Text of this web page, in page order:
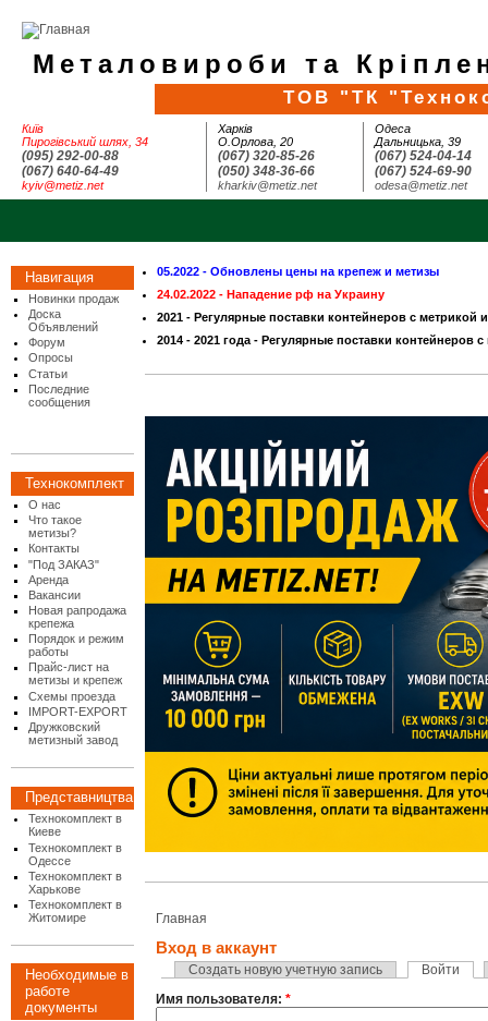
Металовироби та
ТОВ "ТК
Київ
Пирогівський шлях, 34
(095) 292-00-88
(067) 640-64-49
kyiv@metiz.net
Харків
О.Орлова, 20
(067) 320-85-26
(050) 348-36-66
kharkiv@metiz.net
Одеса
Дальницька, 39
(067) 524-04-14
(067) 524-69-90
odesa@metiz.net
Навигация
Новинки продаж
Доска
Объявлений
Форум
Опросы
Статьи
Последние
сообщения
Технокомплект
О нас
Что такое
метизы?
Контакты
"Под ЗАКАЗ"
Аренда
Вакансии
Новая рапродажа
крепежа
Порядок и режим
работы
Прайс-лист на
метизы и крепеж
Схемы проезда
IMPORT-EXPORT
Дружковский
метизный завод
Представництва
Технокомплект в
Киеве
Технокомплект в
Одессе
Технокомплект в
Харькове
Технокомплект в
Житомире
Необходимые в
работе
документы
05.2022 - Обновлены цены на крепеж и метизы
24.02.2022 - Нападение рф на Украину
2021 - Регулярные поставки контейнеров с метрикой
2014 - 2021 года - Регулярные поставки
Главная
Вход в аккаунт
Создать новую учетную запись
Войти
Имя пользователя: *